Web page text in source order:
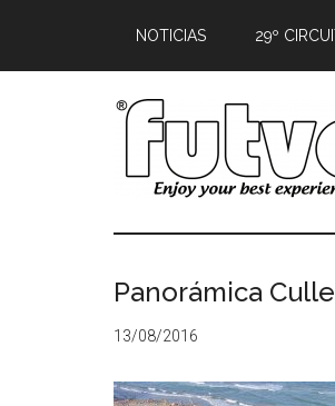
NOTICIAS 29º
Panorámica
13/08/2016